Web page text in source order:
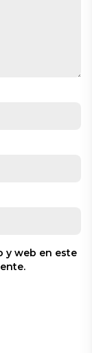
y web en este